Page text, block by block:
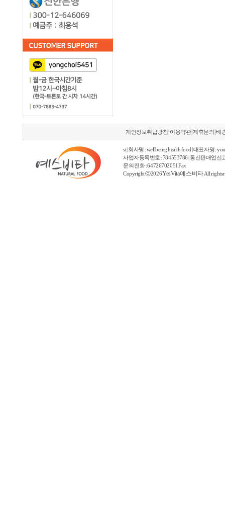
개인정보취급방침 이용약관|제휴문의 |배
st | 회사명 : wellbeing health food | 대표자명 :
사업자등록번호 : 784553786 | 통신판매업신
문의 전화 : 6472670205 I Fax
Copyright ⓒ2026YesVita 예스비타All rights